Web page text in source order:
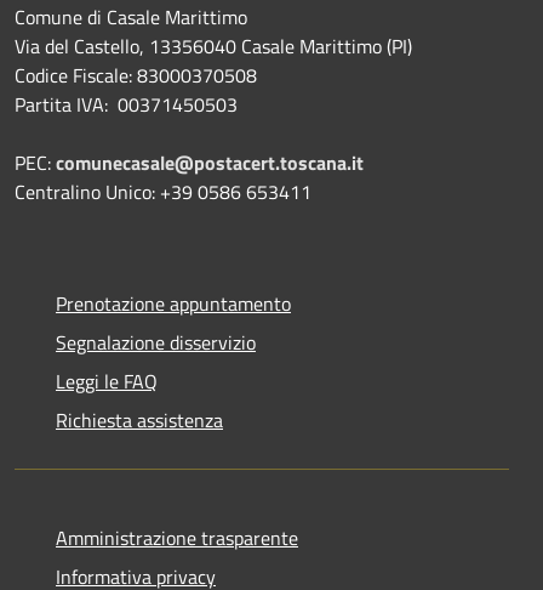
Comune di Casale Marittimo
Via del Castello, 13356040 Casale Marittimo (PI)
Codice Fiscale: 83000370508
Partita IVA: 00371450503
PEC:comunecasale@postacert.toscana.it
Centralino Unico: +39 0586 653411
Prenotazione appuntamento
Segnalazione disservizio
Leggi le FAQ
Richiesta assistenza
Amministrazione trasparente
Informativa privacy